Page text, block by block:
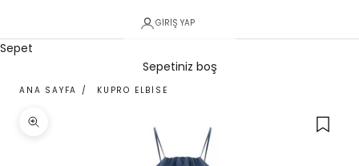
GIRIŞ YAP
Sepet
Sepetiniz boş
ANA SAYFA / KUPRO ELBISE
Yakınlaştır